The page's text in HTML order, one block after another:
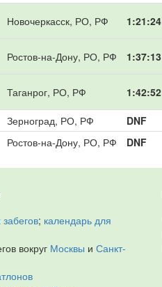
Новочеркасск, РО, РФ 1:21:24
Ростов-на-Дону, РО, РФ 1:37:13
Таганрог, РО, РФ 1:42:52
Зерноград, РО, РФ DNF
Ростов-на-Дону, РО, РФ DNF
; календарь для
вокруг Москвы и Санкт-